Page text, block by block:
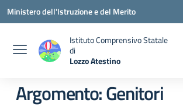
Vai ai contenuti
Vai al menu di navigazione
Vai al footer
Ministero dell'Istruzione e del Merito
Istituto Comprensivo Statale
di
Lozzo Atestino
Argomento: Genitori